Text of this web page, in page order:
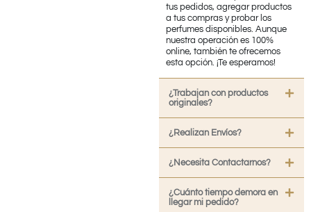
tus pedidos, agregar productos
a tus compras y probar los
perfumes disponibles. Aunque
nuestra operación es 100%
online, también te ofrecemos
esta opción. ¡Te esperamos!
¿Trabajan con productos
originales?
¿Realizan Envíos?
¿Necesita Contactarnos?
¿Cuánto tiempo demora en
llegar mi pedido?